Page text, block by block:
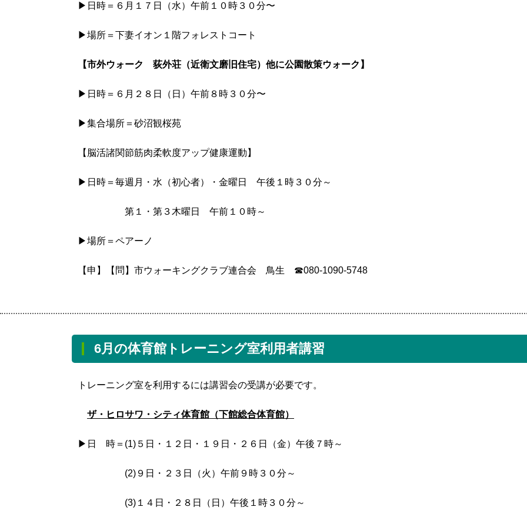
▶日時＝６月１７日（水）午前１０時３０分〜
▶場所＝下妻イオン１階フォレストコート
【市外ウォーク 荻外荘（近衛文磨旧住宅）他に公園散策ウォーク】
▶日時＝６月２８日（日）午前８時３０分〜
▶集合場所＝砂沼観桜苑
【脳活諸関節筋肉柔軟度アップ健康運動】
▶日時＝毎週月・水（初心者）・金曜日 午後１時３０分～
第１・第３木曜日 午前１０時～
▶場所＝ペアーノ
【申】【問】市ウォーキングクラブ連合会 鳥生 ☎080-1090-5748
6月の体育館トレーニング室利用者講習
トレーニング室を利用するには講習会の受講が必要です。
ザ・ヒロサワ・シティ体育館（下館総合体育館）
▶日 時＝(1)５日・１２日・１９日・２６日（金）午後７時～
(2)９日・２３日（火）午前９時３０分～
(3)１４日・２８日（日）午後１時３０分～